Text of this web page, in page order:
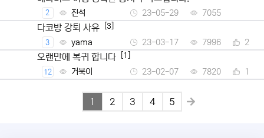
2 진석 23-05-29 7055
다코방 강퇴 사유 [3]
3 yama 23-03-17 7996 2
오랜만에 복귀 합니다 [1]
12 거북이 23-02-07 7820 1
1 2 3 4 5